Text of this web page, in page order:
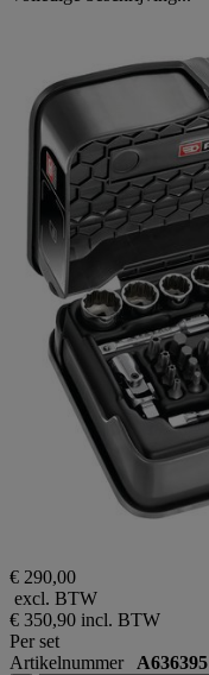
€ 290,00
excl. BTW
€ 350,90 incl. BTW
Per set
Artikelnummer A636395